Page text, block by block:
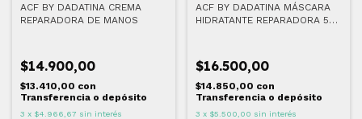
ACF BY DADATINA CREMA
REPARADORA DE MANOS
$14.900,00
$13.410,00 con
Transferencia o depósito
3 x $4.966,67 sin interés
ACF BY DADATINA MÁSCARA
HIDRATANTE REPARADORA 50
$16.500,00
$14.850,00 con
Transferencia o depósito
3 x $5.500,00 sin interés